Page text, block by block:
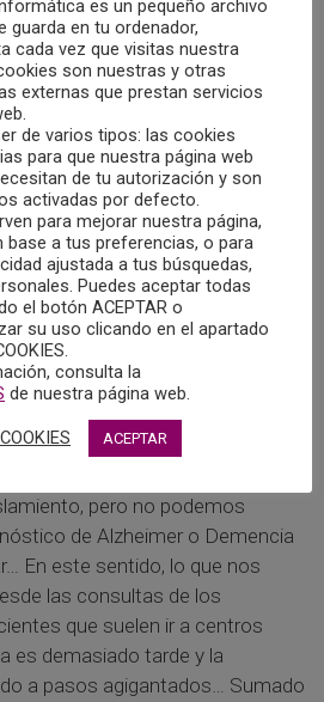
sentido, el profesional de la
relevante, no solo en la atención
sino también a sus familiares,
emocional, así como
afrontar cada una de las fases de
actividades que se llevan a cabo
las asociaciones y en las
el establecimiento de rutinas
práctica de talleres de
de ejercicio físico, o el
básicas, instrumentales y
entre otras, ayudan a frenar el
el fomento de las redes
pero no podemos
de Alzheimer o Demencia
En este sentido, lo que nos
las consultas de los
que suelen ir a centros
es demasiado tarde y la
a pasos agigantados… Sumado
es un pequeño archivo
guarda en tu ordenador,
cada vez que visitas nuestra
son nuestras y otras
externas que prestan servicios
de varios tipos: las cookies
para que nuestra página web
de tu autorización y son
activadas por defecto.
para mejorar nuestra página,
base a tus preferencias, o para
ajustada a tus búsquedas,
Puedes aceptar todas
el botón ACEPTAR o
su uso clicando en el apartado
consulta la
de nuestra página web.
ACEPTAR